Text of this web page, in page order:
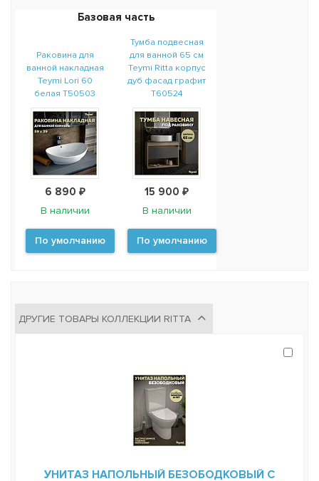
Базовая часть
Раковина для
ванной накладная
Teymi Lori 60
белая T50503
6 890 ₽
В наличии
По умолчанию
Тумба подвесная
для ванной 65 см
Teymi Ritta корпус
дуб фасад графит
T60524
15 900 ₽
В наличии
По умолчанию
ДРУГИЕ ТОВАРЫ КОЛЛЕКЦИИ RITTA
УНИТАЗ НАПОЛЬНЫЙ БЕЗОБОДКОВЫЙ С